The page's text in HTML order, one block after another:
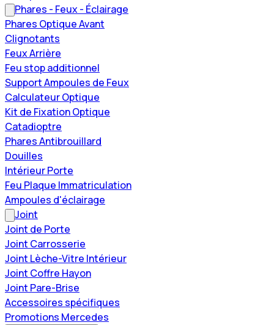
Phares - Feux - Éclairage
Phares Optique Avant
Clignotants
Feux Arrière
Feu stop additionnel
Support Ampoules de Feux
Calculateur Optique
Kit de Fixation Optique
Catadioptre
Phares Antibrouillard
Douilles
Intérieur Porte
Feu Plaque Immatriculation
Ampoules d'éclairage
Joint
Joint de Porte
Joint Carrosserie
Joint Lèche-Vitre Intérieur
Joint Coffre Hayon
Joint Pare-Brise
Accessoires spécifiques
Promotions Mercedes